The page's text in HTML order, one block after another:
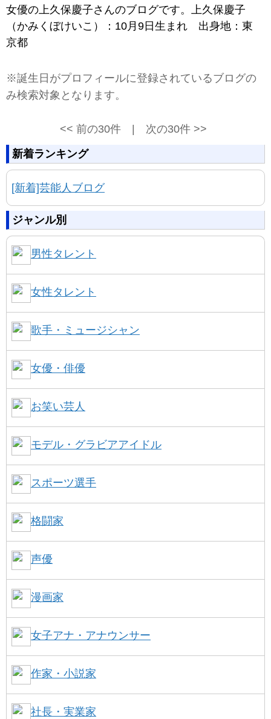
女優の上久保慶子さんのブログです。上久保慶子
（かみくぼけいこ）：10月9日生まれ 出身地：東
京都
※誕生日がプロフィールに登録されているブログの
み検索対象となります。
<< 前の30件 | 次の30件 >>
新着ランキング
[新着]芸能人ブログ
ジャンル別
男性タレント
女性タレント
歌手・ミュージシャン
女優・俳優
お笑い芸人
モデル・グラビアアイドル
スポーツ選手
格闘家
声優
漫画家
女子アナ・アナウンサー
作家・小説家
社長・実業家